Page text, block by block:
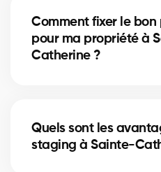
courtiers à Sainte-
rassembler les documents
Comment fixer le bon
pour ma propriété à
Catherine ?
proposer un prix
sérieux.
Quels sont les
staging à Sainte-